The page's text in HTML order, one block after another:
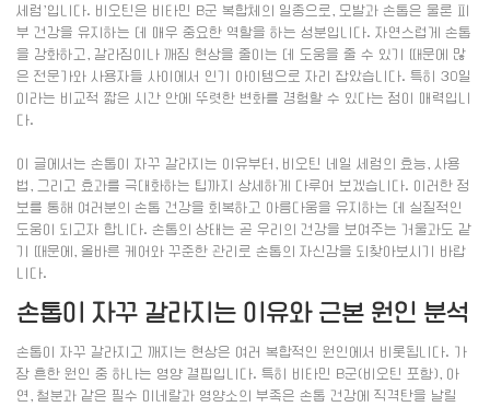
세럼’입니다. 비오틴은 비타민 B군 복합체의 일종으로, 모발과 손톱은 물론 피
부 건강을 유지하는 데 매우 중요한 역할을 하는 성분입니다. 자연스럽게 손톱
을 강화하고, 갈라짐이나 깨짐 현상을 줄이는 데 도움을 줄 수 있기 때문에 많
은 전문가와 사용자들 사이에서 인기 아이템으로 자리 잡았습니다. 특히 30일
이라는 비교적 짧은 시간 안에 뚜렷한 변화를 경험할 수 있다는 점이 매력입니
다.
이 글에서는 손톱이 자꾸 갈라지는 이유부터, 비오틴 네일 세럼의 효능, 사용
법, 그리고 효과를 극대화하는 팁까지 상세하게 다루어 보겠습니다. 이러한 정
보를 통해 여러분의 손톱 건강을 회복하고 아름다움을 유지하는 데 실질적인
도움이 되고자 합니다. 손톱의 상태는 곧 우리의 건강을 보여주는 거울과도 같
기 때문에, 올바른 케어와 꾸준한 관리로 손톱의 자신감을 되찾아보시기 바랍
니다.
손톱이 자꾸 갈라지는 이유와 근본 원인 분석
손톱이 자꾸 갈라지고 깨지는 현상은 여러 복합적인 원인에서 비롯됩니다. 가
장 흔한 원인 중 하나는 영양 결핍입니다. 특히 비타민 B군(비오틴 포함), 아
연, 철분과 같은 필수 미네랄과 영양소의 부족은 손톱 건강에 직격탄을 날릴